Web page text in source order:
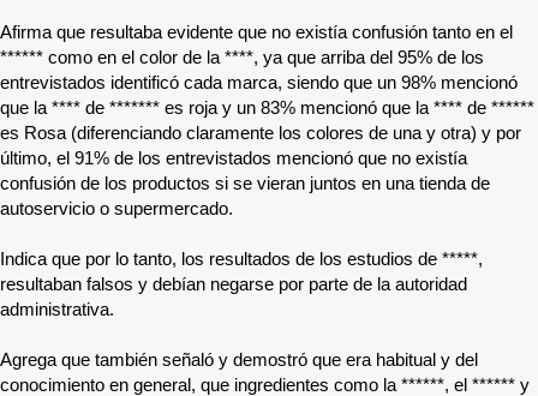
Afirma que resultaba evidente que no existía confusión tanto en el
****** como en el color de la ****, ya que arriba del 95% de los
entrevistados identificó cada marca, siendo que un 98% mencionó
que la **** de ******* es roja y un 83% mencionó que la **** de ******
es Rosa (diferenciando claramente los colores de una y otra) y por
último, el 91% de los entrevistados mencionó que no existía
confusión de los productos si se vieran juntos en una tienda de
autoservicio o supermercado.
Indica que por lo tanto, los resultados de los estudios de *****,
resultaban falsos y debían negarse por parte de la autoridad
administrativa.
Agrega que también señaló y demostró que era habitual y del
conocimiento en general, que ingredientes como la ******, el ****** y